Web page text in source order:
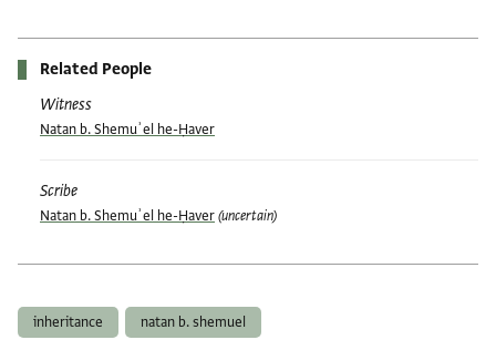
Related People
Witness
Natan b. Shemuʾel he-Ḥaver
Scribe
Natan b. Shemuʾel he-Ḥaver(uncertain)
inheritance natan b. shemuel